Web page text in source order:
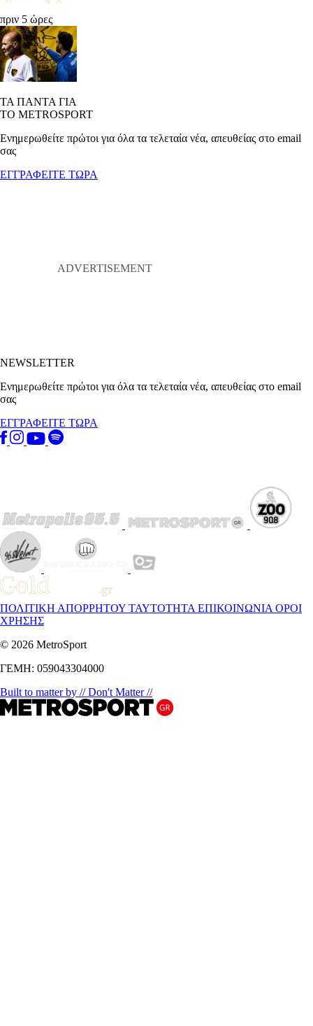
πριν 5 ώρες
ΤΑ ΠΑΝΤΑ ΓΙΑ
ΤΟ METROSPORT
Ενημερωθείτε πρώτοι για όλα τα τελεταία νέα, απευθείας στο email
σας
ΕΓΓΡΑΦΕΙΤΕ ΤΩΡΑ
NEWSLETTER
Ενημερωθείτε πρώτοι για όλα τα τελεταία νέα, απευθείας στο email
σας
ΕΓΓΡΑΦΕΙΤΕ ΤΩΡΑ
ΠΟΛΙΤΙΚΗ ΑΠΟΡΡΗΤΟΥ ΤΑΥΤΟΤΗΤΑ ΕΠΙΚΟΙΝΩΝΙΑ ΟΡΟΙ
ΧΡΗΣΗΣ
© 2026 MetroSport
ΓΕΜΗ: 059043304000
Built to matter by // Don't Matter //